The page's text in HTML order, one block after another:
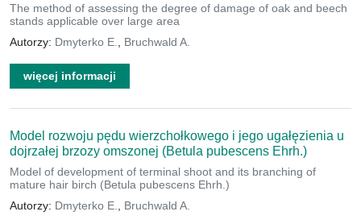
The method of assessing the degree of damage of oak and beech
stands applicable over large area
Autorzy: Dmyterko E. Bruchwald A.
więcej informacji
Model rozwoju pędu wierzchołkowego i jego ugałęzienia u
dojrzałej brzozy omszonej (Betula pubescens Ehrh.)
Model of development of terminal shoot and its branching of
mature hair birch (Betula pubescens Ehrh.)
Autorzy: Dmyterko E. Bruchwald A.